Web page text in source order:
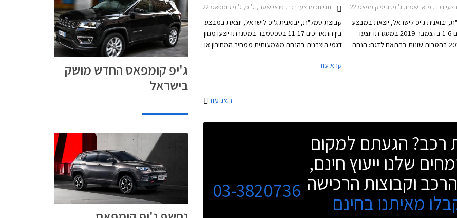
פנאי שטח, ג'יפ, ג'יפ קומפאס 2017-2022, ג'יפ גרנד צ'ירוקי 2013-2022, ג'יפ רנגייד 2016-2019, ג'יפ רנג'לר ארוך 2018-2024ג'יפ רנג'לר קצר 2018-2024
יבואנית ג'יפ לישראל, יוצאת במבצע
בין התאריכים 1-6 בדצמבר 2019 במסגרתו יוצעו
דגמי ג'יפ 2020 בהטבות שונות בהתאם לדגם: הנחה
המבצע ייערך בכל אולמות
תגיות: מבצעי רכב, פנאי שטח, ג'יפ, ג'יפ קומפאס 2017-2022, ג'יפ גרנד צ'ירוקי 2013-2022, ג'יפ רנג'לר קצר 2018-2024ג'יפ רנג'לר ארוך 2018-2024
קבוצת סמל"ת, יבואנית ג'יפ לישראל, יוצאת במבצע
בין התאריכים 11-17 בספטמבר במסגרתו יוצעו מגוון
דגמי היצרנית בהנחה משמעותית ממחיר המחירון או
אולמות התצוגה של ג'יפ ברחבי הארץ.
קרא עוד
הצג עוד
רכב? הגעתם למקום
שלנו ייעוץ חינם,
וקבוצות הרכישה
מאיתנו בחינם
03-3820736
ג'יפ קומפאס החדש מושק
בישראל